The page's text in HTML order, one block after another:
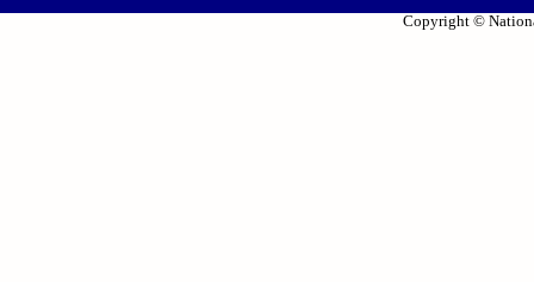
Copyright ©